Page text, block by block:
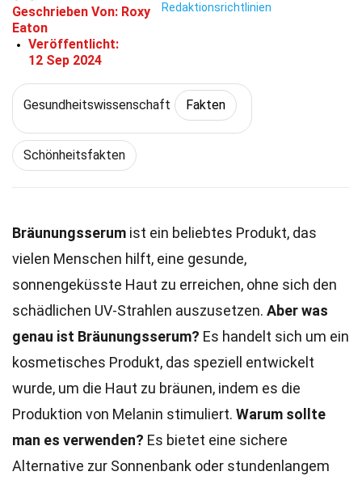
Geschrieben Von: Roxy
Eaton
Veröffentlicht:
12 Sep 2024
Redaktionsrichtlinien
Gesundheitswissenschaft Fakten
Schönheitsfakten
Bräunungsserum ist ein beliebtes Produkt, das
vielen Menschen hilft, eine gesunde,
sonnengeküsste Haut zu erreichen, ohne sich den
schädlichen UV-Strahlen auszusetzen. Aber was
genau ist Bräunungsserum? Es handelt sich um ein
kosmetisches Produkt, das speziell entwickelt
wurde, um die Haut zu bräunen, indem es die
Produktion von Melanin stimuliert. Warum sollte
man es verwenden? Es bietet eine sichere
Alternative zur Sonnenbank oder stundenlangem